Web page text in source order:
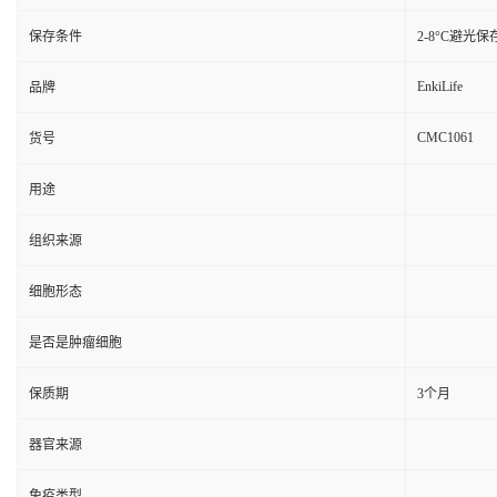
保存条件 2-8°C避光保
品牌 EnkiLife
货号 CMC1061
用途
组织来源
细胞形态
是否是肿瘤细胞
保质期 3个月
器官来源